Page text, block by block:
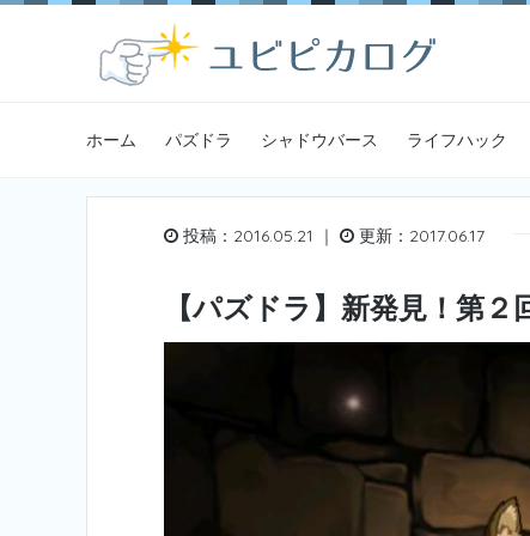
ホーム パズドラ シャドウバース ライフハック
投稿：2016.05.21 ｜ 更新：2017.06.17
【パズドラ】新発見！第